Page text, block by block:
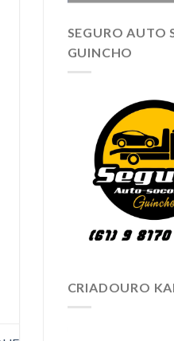
SEGURO AUTO
GUINCHO
CRIADOURO